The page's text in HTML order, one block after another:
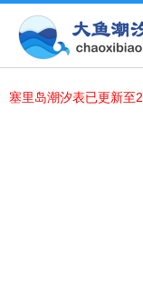
塞里岛潮汐表已更新至